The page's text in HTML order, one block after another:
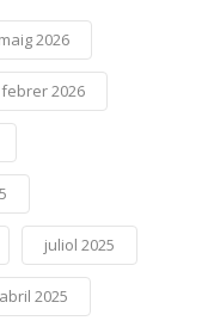
maig 2026
febrer 2026
juliol 2025
abril 2025